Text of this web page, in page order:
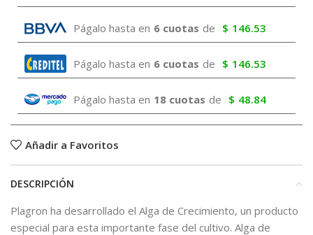
Págalo hasta en 6 cuotas de $ 146.53
Págalo hasta en 6 cuotas de $ 146.53
Págalo hasta en 18 cuotas de $ 48.84
Añadir a Favoritos
DESCRIPCIÓN
Plagron ha desarrollado el Alga de Crecimiento, un producto
especial para esta importante fase del cultivo. Alga de